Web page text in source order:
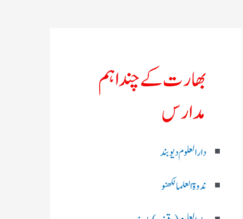
بھارت کے چند اہم
مدارس
دارالعلوم دیوبند
ندوۃالعلما لکھنو